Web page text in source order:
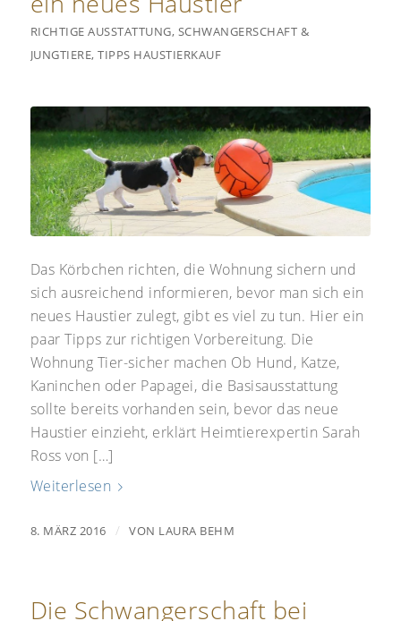
RICHTIGE AUSSTATTUNG, SCHWANGERSCHAFT &
JUNGTIERE,TIPPS HAUSTIERKAUF
Das Körbchen richten, die Wohnung sichern und
sich ausreichend informieren, bevor man sich ein
neues Haustier zulegt, gibt es viel zu tun. Hier ein
paar Tipps zur richtigen Vorbereitung. Die
Wohnung Tier-sicher machen Ob Hund, Katze,
Kaninchen oder Papagei, die Basisausstattung
sollte bereits vorhanden sein, bevor das neue
Haustier einzieht, erklärt Heimtierexpertin Sarah
Ross von […]
Weiterlesen
8. MÄRZ 2016 / VON LAURA BEHM
Die Schwangerschaft bei